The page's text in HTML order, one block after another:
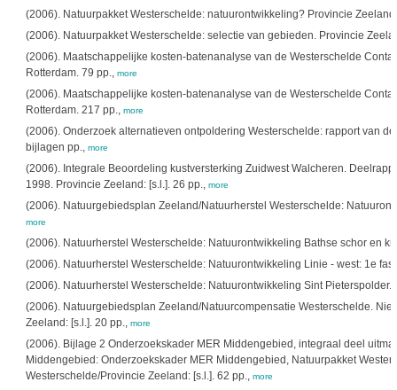
(2006). Natuurpakket Westerschelde: natuurontwikkeling? Provincie
(2006). Natuurpakket Westerschelde: selectie van gebieden. Provincie
(2006). Maatschappelijke kosten-batenanalyse van de Westerschelde
Rotterdam. 79 pp., more
(2006). Maatschappelijke kosten-batenanalyse van de Westerschelde
Rotterdam. 217 pp., more
(2006). Onderzoek alternatieven ontpoldering Westerschelde: rapport van
bijlagen pp., more
(2006). Integrale Beoordeling kustversterking Zuidwest Walcheren.
1998. Provincie Zeeland: [s.l.]. 26 pp., more
(2006). Natuurgebiedsplan Zeeland/Natuurherstel Westerschelde:
more
(2006). Natuurherstel Westerschelde: Natuurontwikkeling Bathse schor en
(2006). Natuurherstel Westerschelde: Natuurontwikkeling Linie - west: 1e
(2006). Natuurherstel Westerschelde: Natuurontwikkeling Sint
(2006). Natuurgebiedsplan Zeeland/Natuurcompensatie Westerschelde.
Zeeland: [s.l.]. 20 pp., more
(2006). Bijlage 2 Onderzoekskader MER Middengebied, integraal deel
Middengebied: Onderzoekskader MER Middengebied, Natuurpakket
Westerschelde/Provincie Zeeland: [s.l.]. 62 pp., more